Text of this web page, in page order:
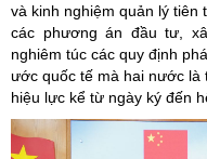
và kinh nghiệm quản lý tiên
các phương án đầu tư,
nghiêm túc các quy định
ước quốc tế mà hai nước là
hiệu lực kể từ ngày ký đến